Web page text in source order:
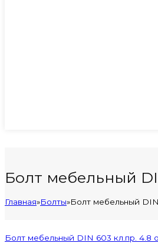
Болт мебельный
Главная»Болты»Болт мебельный
Болт мебельный DIN 603 кл.пр. 4.8